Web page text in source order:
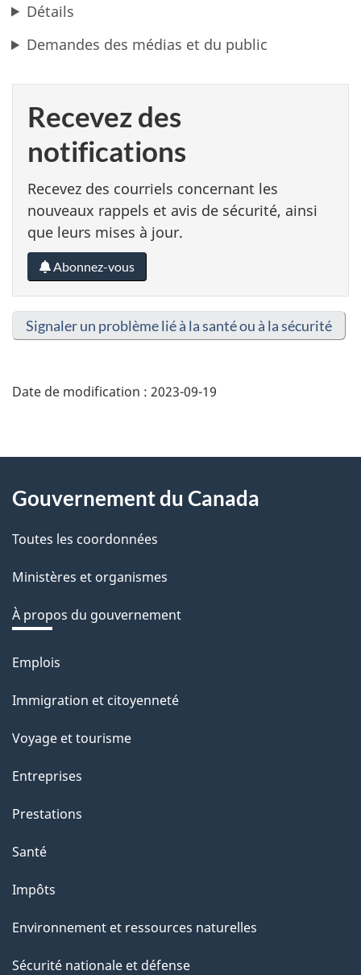
Détails
Demandes des médias et du public
Recevez des
notifications
Recevez des courriels concernant les
nouveaux rappels et avis de sécurité, ainsi
que leurs mises à jour.
Abonnez-vous
Signaler un problème lié à la santé ou à la sécurité
Date de modification : 2023-09-19
About
this
site
Gouvernement du Canada
Toutes les coordonnées
Ministères et organismes
À propos du gouvernement
Thèmes
sujets
Emplois
Immigration et citoyenneté
Voyage et tourisme
Entreprises
Prestations
Santé
Impôts
Environnement et ressources naturelles
Sécurité nationale et défense